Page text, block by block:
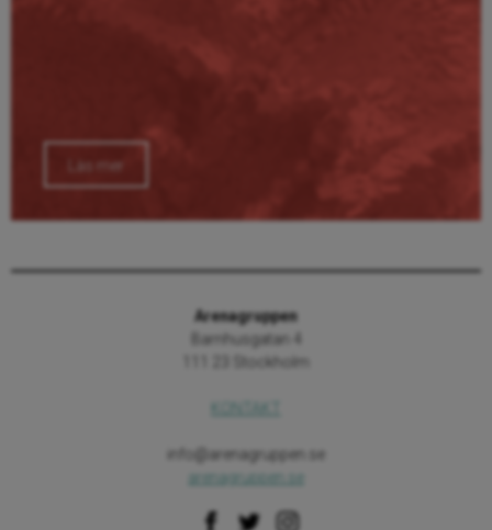
Läs mer
Arenagruppen
Barnhusgatan 4
111 23 Stockholm
info@arenagruppen.se
arenagruppen.se